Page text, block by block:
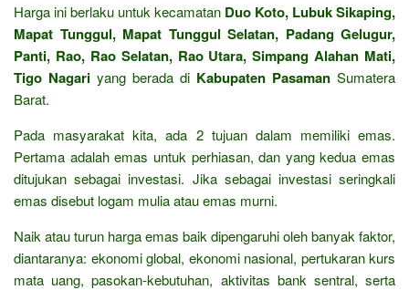
Harga ini berlaku untuk kecamatan Duo Koto, Lubuk Sikaping,
Mapat Tunggul, Mapat Tunggul Selatan, Padang Gelugur,
Panti, Rao, Rao Selatan, Rao Utara, Simpang Alahan Mati,
Tigo Nagari yang berada di Kabupaten Pasaman Sumatera
Barat.
Pada masyarakat kita, ada 2 tujuan dalam memiliki emas.
Pertama adalah emas untuk perhiasan, dan yang kedua emas
ditujukan sebagai investasi. Jika sebagai investasi seringkali
emas disebut logam mulia atau emas murni.
Naik atau turun harga emas baik dipengaruhi oleh banyak faktor,
diantaranya: ekonomi global, ekonomi nasional, pertukaran kurs
mata uang, pasokan-kebutuhan, aktivitas bank sentral, serta